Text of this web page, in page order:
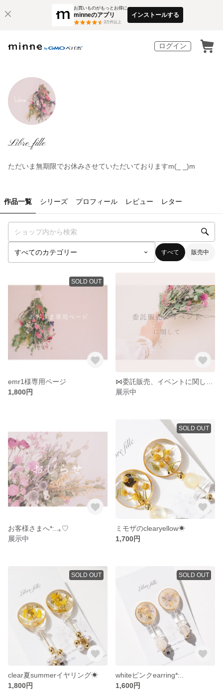
お買いものがもっとお得に
minneのアプリ
3万件以上
インストールする
ログイン
Libre_fille
ただいま無期限でお休みさせていただいておりますm(_ _)m
作品一覧 シリーズ プロフィール レビュー レター
すべて 販売中
SOLD OUT
emr1様専用ページ
1,800円
展示中
お客様さまへ*:..｡♡
展示中
SOLD OUT
ミモザのclearyellow☀︎
1,700円
SOLD OUT
clear夏summerイヤリング☀︎
1,800円
SOLD OUT
whiteピンクearring*:..
1,600円